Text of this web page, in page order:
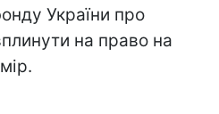
України про
на право на